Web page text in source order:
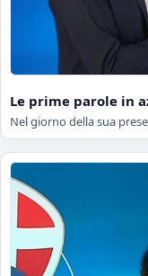
Le prime parole in
Nel giorno della sua